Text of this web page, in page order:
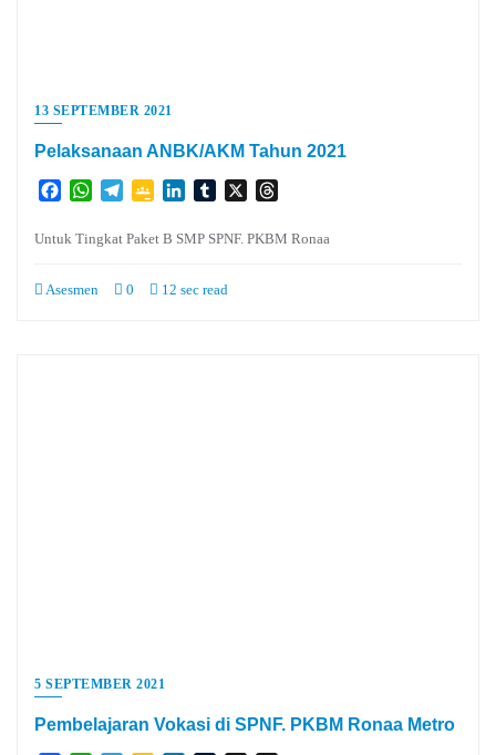
13 SEPTEMBER 2021
Pelaksanaan ANBK/AKM Tahun 2021
FacebookWhatsApp
TelegramGoogleLinkedInTumblr
X
Untuk Tingkat Paket B SMP SPNF. PKBM Ronaa
Asesmen 0 12 sec read
5 SEPTEMBER 2021
Pembelajaran Vokasi di SPNF. PKBM Ronaa Metro